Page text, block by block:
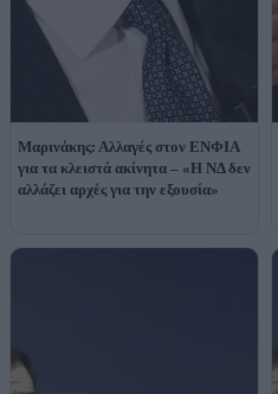
Μαρινάκης: Αλλαγές στον ΕΝΦΙΑ
για τα κλειστά ακίνητα – «Η ΝΔ δεν
αλλάζει αρχές για την εξουσία»